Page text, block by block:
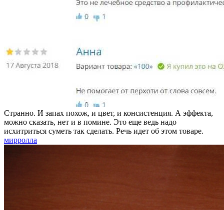
Странно. И запах похож, и цвет, и консистенция. А эффекта,
можно сказать, нет и в помине. Это еще ведь надо
исхитриться суметь так сделать. Речь идет об этом товаре.
мирролла